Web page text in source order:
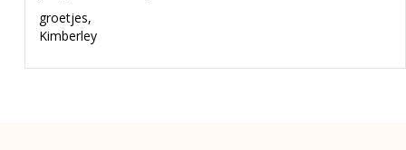
groetjes,
Kimberley